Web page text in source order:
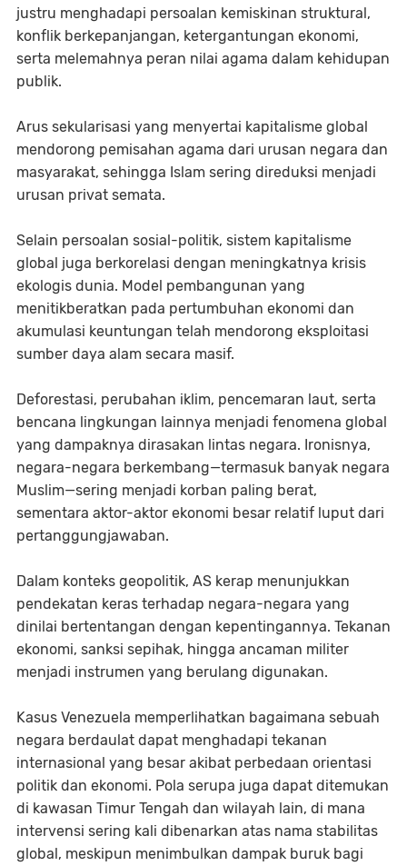
justru menghadapi persoalan kemiskinan struktural,
konflik berkepanjangan, ketergantungan ekonomi,
serta melemahnya peran nilai agama dalam kehidupan
publik.
Arus sekularisasi yang menyertai kapitalisme global
mendorong pemisahan agama dari urusan negara dan
masyarakat, sehingga Islam sering direduksi menjadi
urusan privat semata.
Selain persoalan sosial-politik, sistem kapitalisme
global juga berkorelasi dengan meningkatnya krisis
ekologis dunia. Model pembangunan yang
menitikberatkan pada pertumbuhan ekonomi dan
akumulasi keuntungan telah mendorong eksploitasi
sumber daya alam secara masif.
Deforestasi, perubahan iklim, pencemaran laut, serta
bencana lingkungan lainnya menjadi fenomena global
yang dampaknya dirasakan lintas negara. Ironisnya,
negara-negara berkembang—termasuk banyak negara
Muslim—sering menjadi korban paling berat,
sementara aktor-aktor ekonomi besar relatif luput dari
pertanggungjawaban.
Dalam konteks geopolitik, AS kerap menunjukkan
pendekatan keras terhadap negara-negara yang
dinilai bertentangan dengan kepentingannya. Tekanan
ekonomi, sanksi sepihak, hingga ancaman militer
menjadi instrumen yang berulang digunakan.
Kasus Venezuela memperlihatkan bagaimana sebuah
negara berdaulat dapat menghadapi tekanan
internasional yang besar akibat perbedaan orientasi
politik dan ekonomi. Pola serupa juga dapat ditemukan
di kawasan Timur Tengah dan wilayah lain, di mana
intervensi sering kali dibenarkan atas nama stabilitas
global, meskipun menimbulkan dampak buruk bagi